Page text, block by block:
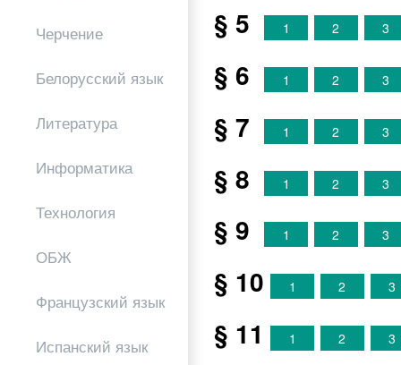
Черчение
Белорусский язык
Литература
Информатика
Технология
ОБЖ
Французский язык
Испанский язык
§ 5 1 2 3
§ 6 1 2 3
§ 7 1 2 3
§ 8 1 2 3
§ 9 1 2 3
§ 10 1 2 3
§ 11 1 2 3